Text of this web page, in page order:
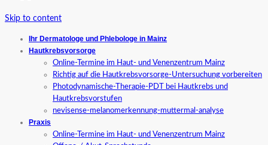
Skip to content
Ihr Dermatologe und Phlebologe in Mainz
Hautkrebsvorsorge
Online-Termine im Haut- und Venenzentrum Mainz
Richtig auf die Hautkrebsvorsorge-Untersuchung vorbereiten
Photodynamische-Therapie-PDT bei Hautkrebs und
Hautkrebsvorstufen
nevisense-melanomerkennung-muttermal-analyse
Praxis
Online-Termine im Haut- und Venenzentrum Mainz